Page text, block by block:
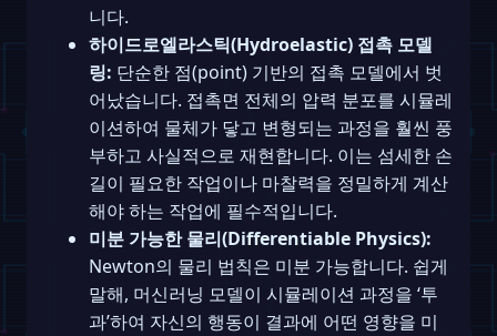
니다.
하이드로엘라스틱(Hydroelastic) 접촉 모델
링: 단순한 점(point) 기반의 접촉 모델에서 벗
어났습니다. 접촉면 전체의 압력 분포를 시뮬레
이션하여 물체가 닿고 변형되는 과정을 훨씬 풍
부하고 사실적으로 재현합니다. 이는 섬세한 손
길이 필요한 작업이나 마찰력을 정밀하게 계산
해야 하는 작업에 필수적입니다.
미분 가능한 물리(Differentiable Physics):
Newton의 물리 법칙은 미분 가능합니다. 쉽게
말해, 머신러닝 모델이 시뮬레이션 과정을 ‘투
과’하여 자신의 행동이 결과에 어떤 영향을 미